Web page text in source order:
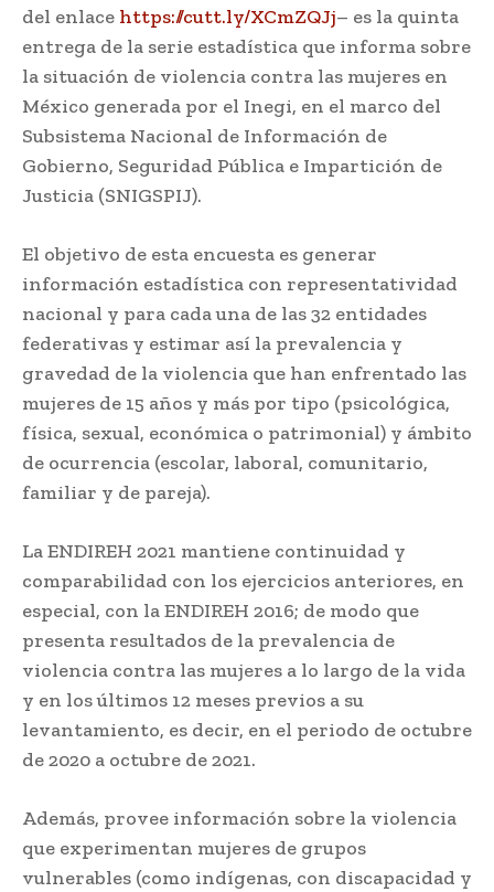
del enlace https://cutt.ly/XCmZQJj– es la quinta
entrega de la serie estadística que informa sobre
la situación de violencia contra las mujeres en
México generada por el Inegi, en el marco del
Subsistema Nacional de Información de
Gobierno, Seguridad Pública e Impartición de
Justicia (SNIGSPIJ).
El objetivo de esta encuesta es generar
información estadística con representatividad
nacional y para cada una de las 32 entidades
federativas y estimar así la prevalencia y
gravedad de la violencia que han enfrentado las
mujeres de 15 años y más por tipo (psicológica,
física, sexual, económica o patrimonial) y ámbito
de ocurrencia (escolar, laboral, comunitario,
familiar y de pareja).
La ENDIREH 2021 mantiene continuidad y
comparabilidad con los ejercicios anteriores, en
especial, con la ENDIREH 2016; de modo que
presenta resultados de la prevalencia de
violencia contra las mujeres a lo largo de la vida
y en los últimos 12 meses previos a su
levantamiento, es decir, en el periodo de octubre
de 2020 a octubre de 2021.
Además, provee información sobre la violencia
que experimentan mujeres de grupos
vulnerables (como indígenas, con discapacidad y